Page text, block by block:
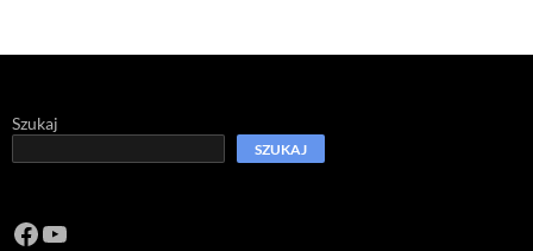
Szukaj
SZUKAJ
Facebook
https://www.youtube.com/channel/